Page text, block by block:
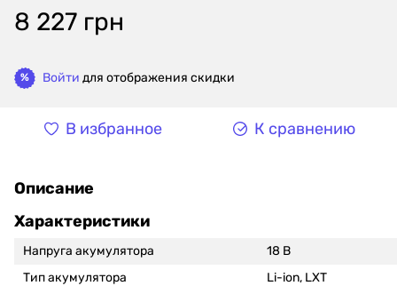
8 227 грн
% Войти для отображения скидки
В избранное К сравнению
Описание
Характеристики
Напруга акумулятора
18 В
Тип акумулятора
Li-ion, LXT